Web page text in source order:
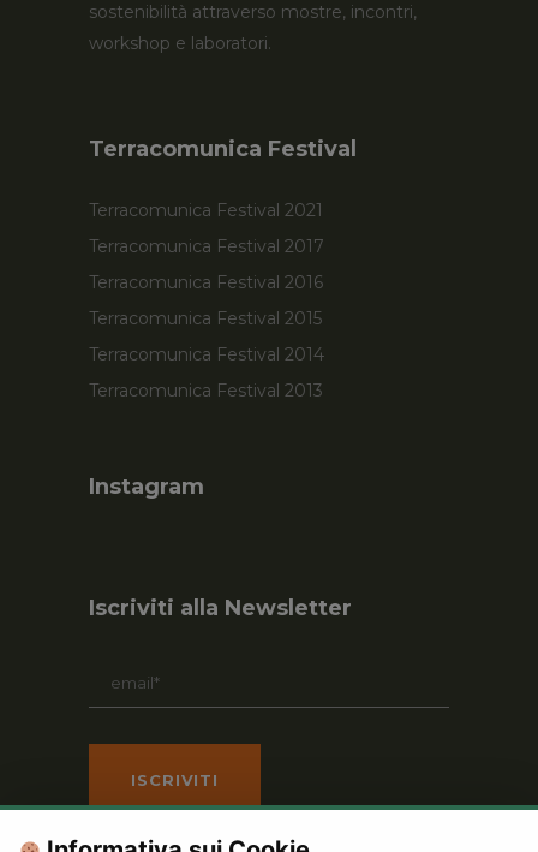
sostenibilità attraverso mostre, incontri,
workshop e laboratori.
Terracomunica Festival
Terracomunica Festival 2021
Terracomunica Festival 2017
Terracomunica Festival 2016
Terracomunica Festival 2015
Terracomunica Festival 2014
Terracomunica Festival 2013
Instagram
Iscriviti alla Newsletter